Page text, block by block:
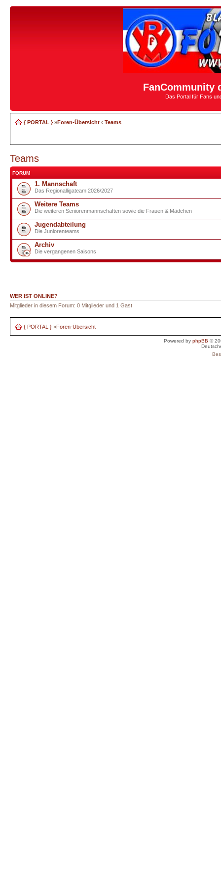
FanCommunity
Das Portal für Fans
{ PORTAL }»Foren-Übersicht ‹ Teams
Teams
FORUM
1. Mannschaft
Das Regionalligateam 2026/2027
Weitere Teams
Die weiteren Seniorenmannschaften sowie die Frauen & Mädchen
Jugendabteilung
Die Juniorenteams
Archiv
Die vergangenen Saisons
WER IST ONLINE?
Mitglieder in diesem Forum: 0 Mitglieder und 1 Gast
{ PORTAL } »Foren-Übersicht
Powered byphpBB ©